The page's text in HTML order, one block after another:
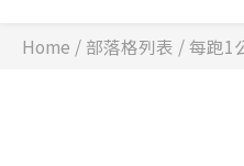
Home / 部落格列表 /每跑1